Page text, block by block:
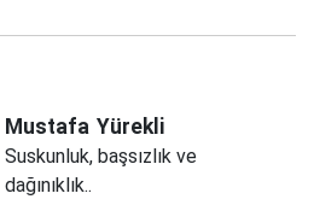
Mustafa Yürekli
Suskunluk, başsızlık ve
dağınıklık..